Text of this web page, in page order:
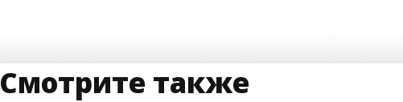
Смотрите также